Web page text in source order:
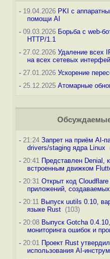
-19.04.2026 PKI с
помощи AI
-09.03.2026 Борьба с web-
HTTP/1.1
-27.02.2026 Удаление всех
на всех сетевых
-27.01.2026 Ускорение
-25.12.2025 Атомарные
-21:24 Запрет на приём AI-
drivers/staging ядра Linux
-20:41 Представлен Denial,
встроенным движком
-20:31 Открыт код
приложений, создаваемых
-20:11 Выпуск uutils 0.10,
языке Rust (103)
-20:08 Выпуск Gotcha
мониторинга ошибок и
-20:01 Проект Rust
использования AI-